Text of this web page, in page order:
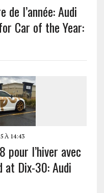
l’année: Audi
Car of the Year:
À 14:43
pour l’hiver avec
Dix-30: Audi